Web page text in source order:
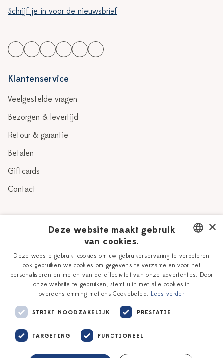
Schrijf je in voor de nieuwsbrief
Klantenservice
Veelgestelde vragen
Bezorgen & levertijd
Retour & garantie
Betalen
Giftcards
Contact
Verhaal
Onze plateelschilders
Delfts Blauw
Workshops
Vacatures
Zakelijk
DUTCH
ENGLISH
×
Deze website maakt gebruik
van cookies.
Deze website gebruikt cookies om uw gebruikerservaring te verbeteren
ook gebruiken we cookies om gegevens te verzamelen voor het
personaliseren en meten van de effectiviteit van onze advertenties. Door
onze website te gebruiken, stemt u in met alle cookies in
overeenstemming met ons Cookiebeleid. Lees verder
STRIKT NOODZAKELIJK PRESTATIE
TARGETING FUNCTIONEEL